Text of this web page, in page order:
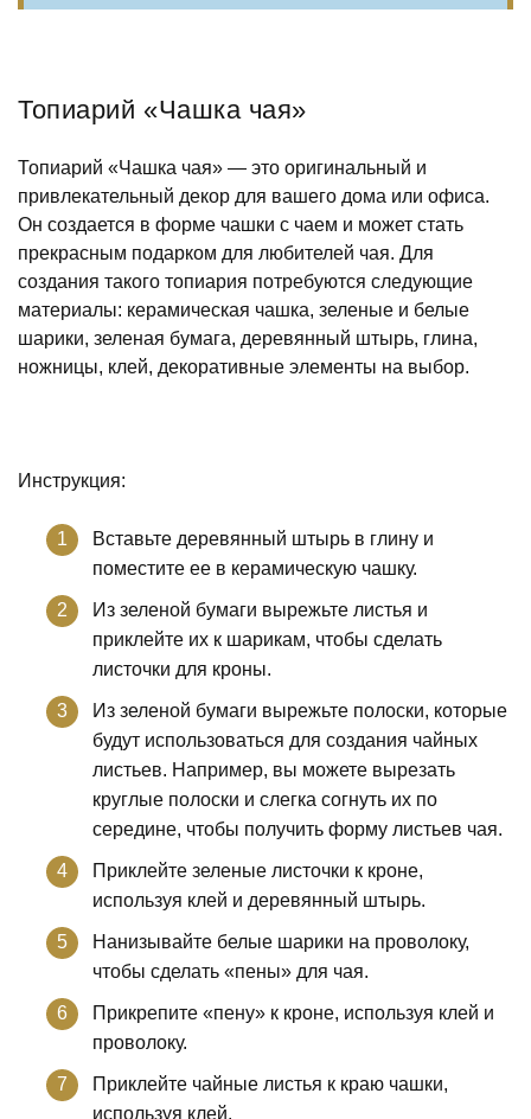
Топиарий «Чашка чая»
Топиарий «Чашка чая» — это оригинальный и
привлекательный декор для вашего дома или офиса.
Он создается в форме чашки с чаем и может стать
прекрасным подарком для любителей чая. Для
создания такого топиария потребуются следующие
материалы: керамическая чашка, зеленые и белые
шарики, зеленая бумага, деревянный штырь, глина,
ножницы, клей, декоративные элементы на выбор.
Инструкция:
Вставьте деревянный штырь в глину и
поместите ее в керамическую чашку.
Из зеленой бумаги вырежьте листья и
приклейте их к шарикам, чтобы сделать
листочки для кроны.
Из зеленой бумаги вырежьте полоски, которые
будут использоваться для создания чайных
листьев. Например, вы можете вырезать
круглые полоски и слегка согнуть их по
середине, чтобы получить форму листьев чая.
Приклейте зеленые листочки к кроне,
используя клей и деревянный штырь.
Нанизывайте белые шарики на проволоку,
чтобы сделать «пены» для чая.
Прикрепите «пену» к кроне, используя клей и
проволоку.
Приклейте чайные листья к краю чашки,
используя клей.